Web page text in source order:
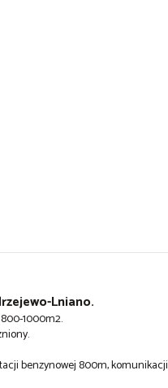
Lniano.
1000m2.
benzynowej 800m, komunikacji